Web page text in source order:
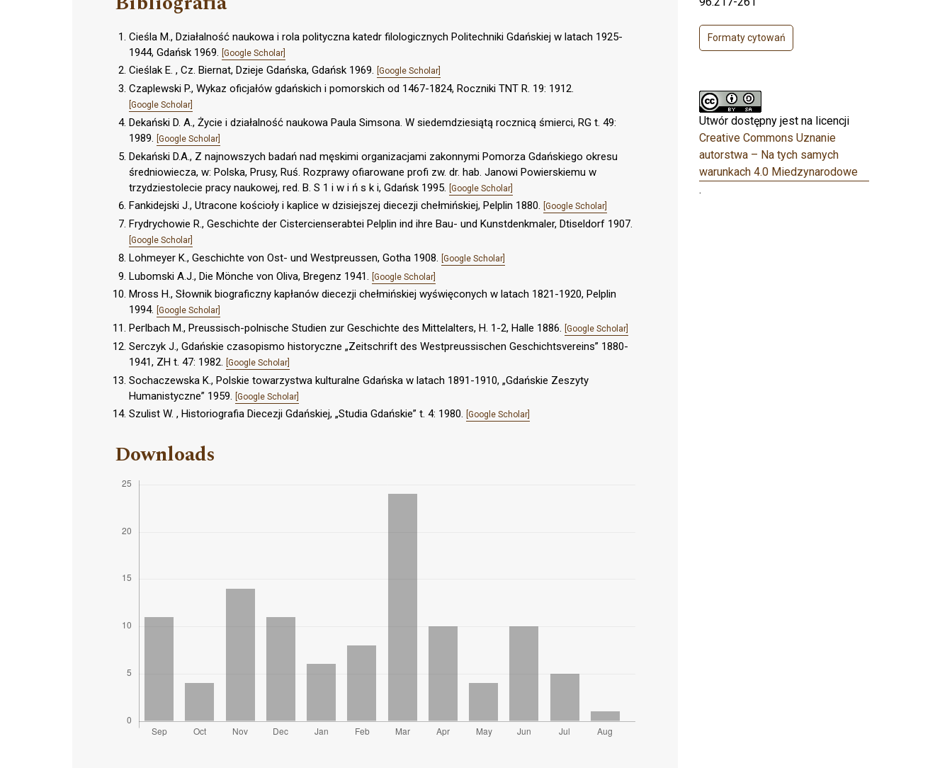
Cieśla M., Działalność naukowa i rola polityczna katedr filologicznych Politechniki Gdańskiej w latach 1925-
1944, Gdańsk 1969. [Google Scholar]
Cieślak E. , Cz. Biernat, Dzieje Gdańska, Gdańsk 1969. [Google Scholar]
Czaplewski P., Wykaz oficjałów gdańskich i pomorskich od 1467-1824, Roczniki TNT R. 19: 1912.
[Google Scholar]
Dekański D. A., Życie i działalność naukowa Paula Simsona. W siedemdziesiątą rocznicą śmierci, RG t. 49:
1989. [Google Scholar]
Dekański D.A., Z najnowszych badań nad męskimi organizacjami zakonnymi Pomorza Gdańskiego okresu
średniowiecza, w: Polska, Prusy, Ruś. Rozprawy ofiarowane profi zw. dr. hab. Janowi Powierskiemu w
trzydziestolecie pracy naukowej, red. B. S 1 i w i ń s k i, Gdańsk 1995. [Google Scholar]
Fankidejski J., Utracone kościoły i kaplice w dzisiejszej diecezji chełmińskiej, Pelplin 1880. [Google Scholar]
Frydrychowie R., Geschichte der Cistercienserabtei Pelplin ind ihre Bau- und Kunstdenkmaler, Dtiseldorf 1907.
[Google Scholar]
Lohmeyer K., Geschichte von Ost- und Westpreussen, Gotha 1908. [Google Scholar]
Lubomski A.J., Die Mönche von Oliva, Bregenz 1941. [Google Scholar]
Mross H., Słownik biograficzny kapłanów diecezji chełmińskiej wyświęconych w latach 1821-1920, Pelplin
1994. [Google Scholar]
Peгlbach M., Preussisch-polnische Studien zur Geschichte des Mittelalters, H. 1-2, Halle 1886. [Google Scholar]
Serczyk J., Gdańskie czasopismo historyczne „Zeitschrift des Westpreussischen Geschichtsvereins” 1880-
1941, ZH t. 47: 1982. [Google Scholar]
Sochaczewska K., Polskie towarzystwa kulturalne Gdańska w latach 1891-1910, „Gdańskie Zeszyty
Humanistyczne” 1959. [Google Scholar]
Szulist W. , Historiografia Diecezji Gdańskiej, „Studia Gdańskie” t. 4: 1980. [Google Scholar]
Downloads
Formaty cytowań
Utwór dostępny jest na licencji
Creative Commons Uznanie
autorstwa – Na tych samych
warunkach 4.0 Miedzynarodowe
.